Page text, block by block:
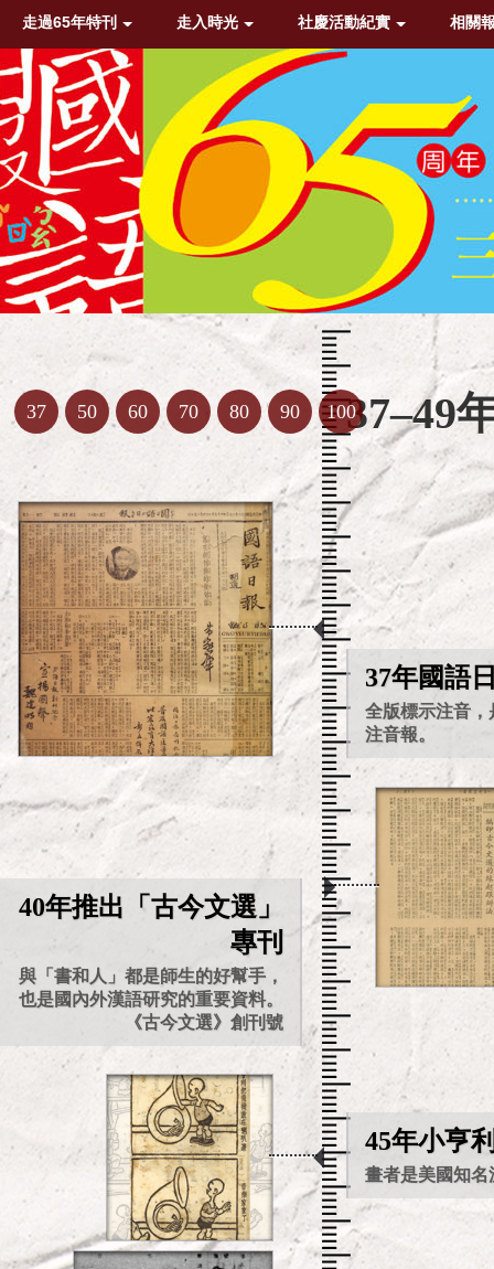
走過65年特刊 走入時光 社慶活動紀實 相關
37 50 60 70 80 90 10037–49
37年國語
全版標示注音，
注音報。
40年推出「古今文選」
專刊
與「書和人」都是師生的好幫手，
也是國內外漢語研究的重要資料。
《古今文選》創刊號
45年小亨
畫者是美國知名